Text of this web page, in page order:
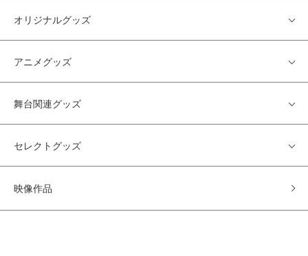
オリジナルグッズ
アニメグッズ
舞台関連グッズ
セレクトグッズ
映像作品